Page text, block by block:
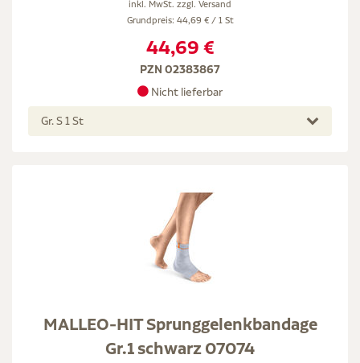
inkl. MwSt. zzgl. Versand
Grundpreis: 44,69 € / 1 St
44,69 €
PZN 02383867
Nicht lieferbar
Gr. S 1 St
MALLEO-HIT Sprunggelenkbandage
Gr.1 schwarz 07074